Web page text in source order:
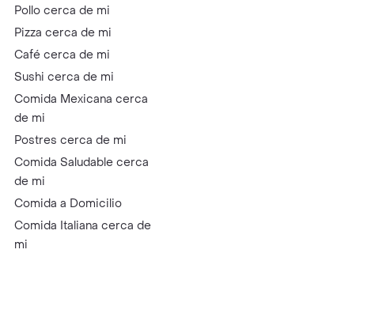
Pollo cerca de mi
Pizza cerca de mi
Café cerca de mi
Sushi cerca de mi
Comida Mexicana cerca
de mi
Postres cerca de mi
Comida Saludable cerca
de mi
Comida a Domicilio
Comida Italiana cerca de
mi